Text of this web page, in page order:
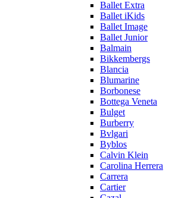
Ballet Extra
Ballet iKids
Ballet Image
Ballet Junior
Balmain
Bikkembergs
Blancia
Blumarine
Borbonese
Bottega Veneta
Bulget
Burberry
Bvlgari
Byblos
Calvin Klein
Carolina Herrera
Carrera
Cartier